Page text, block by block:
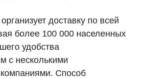
доставку по всей
более 100 000 населенных
удобства
с несколькими
Способ